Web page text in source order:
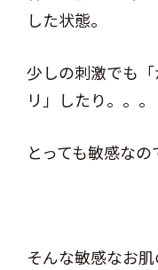
した状態。
少しの刺激でも
リ」したり。。。
とっても敏感な
そんな敏感なお